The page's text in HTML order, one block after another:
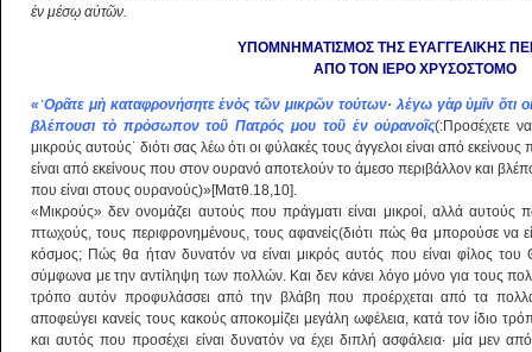
ἐν μέσῳ αὐτῶν.
ΥΠΟΜΝΗΜΑΤΙΣΜΟΣ ΤΗΣ ΕΥΑΓΓΕΛΙΚΗΣ
ΑΠΟ ΤΟΝ ΙΕΡΟ ΧΡΥΣΟΣΤΟΜΟ
«῾Ορᾶτε μὴ καταφρονήσητε ἑνὸς τῶν μικρῶν τούτων· λέγω γὰρ ὑμῖν ὅτι
βλέπουσι τὸ πρόσωπον τοῦ Πατρός μου τοῦ ἐν οὐρανοῖς(:Προσέχετε
μικρούς αυτούς˙ διότι σας λέω ότι οι φύλακές τους άγγελοι είναι από
είναι από εκείνους που στον ουρανό αποτελούν το άμεσο περιβάλλον και
που είναι στους ουρανούς)»[Ματθ.18,10].
«Μικρούς» δεν ονομάζει αυτούς που πράγματι είναι μικροί, αλλά
πτωχούς, τους περιφρονημένους, τους αφανείς(διότι πώς θα μπορούσε να
κόσμος; Πώς θα ήταν δυνατόν να είναι μικρός αυτός που είναι φίλος
σύμφωνα με την αντίληψη των πολλών. Και δεν κάνει λόγο μόνο για τους
τρόπο αυτόν προφυλάσσει από την βλάβη που προέρχεται από τα
αποφεύγει κανείς τους κακούς αποκομίζει μεγάλη ωφέλεια, κατά τον ίδιο
και αυτός που προσέχει είναι δυνατόν να έχει διπλή ασφάλεια· μία μεν